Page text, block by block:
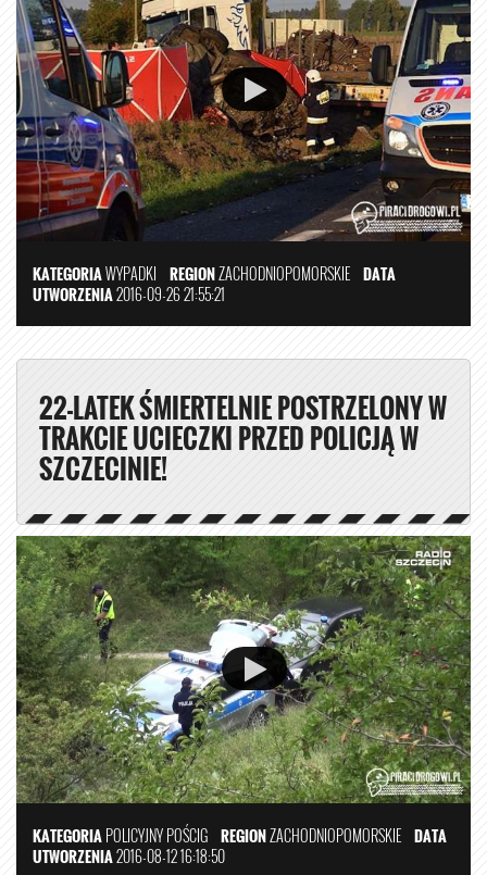
KATEGORIAWYPADKI REGIONZACHODNIOPOMORSKIE DATA
UTWORZENIA2016-09-26 21:55:21
22-LATEK ŚMIERTELNIE POSTRZELONY W
TRAKCIE UCIECZKI PRZED POLICJĄ W
SZCZECINIE!
KATEGORIAPOLICYJNY POŚCIG REGIONZACHODNIOPOMORSKIE DATA
UTWORZENIA2016-08-12 16:18:50